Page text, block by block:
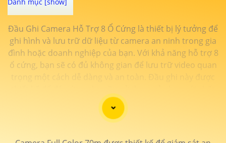
Đầu Ghi Camera Hỗ Trợ 8 Ổ Cứng là thiết bị lý tưởng để
ghi hình và lưu trữ dữ liệu từ camera an ninh trong gia
đình hoặc doanh nghiệp của bạn. Với khả năng hỗ trợ 8
ổ cứng, bạn sẽ có đủ không gian để lưu trữ video quan
trọng một cách dễ dàng và an toàn. Đầu ghi này được
lượng tốt và giá cả phải chăng.
Nếu bạn đang tìm kiếm một đầu ghi camera hỗ trợ 8 ổ
cứng chất lượng giá rẻ, hãy xem xét tham khảo các sản
phẩm từ các thương hiệu uy tín trên thị trường như